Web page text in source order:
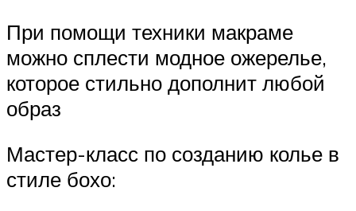
При помощи техники макраме
можно сплести модное ожерелье,
которое стильно дополнит любой
образ
Мастер-класс по созданию колье в
стиле бохо: